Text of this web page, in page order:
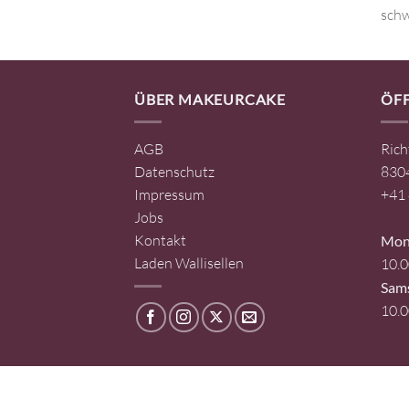
ÜBER MAKEURCAKE
AGB
Datenschutz
Impressum
Jobs
Kontakt
Laden Wallisellen
+41